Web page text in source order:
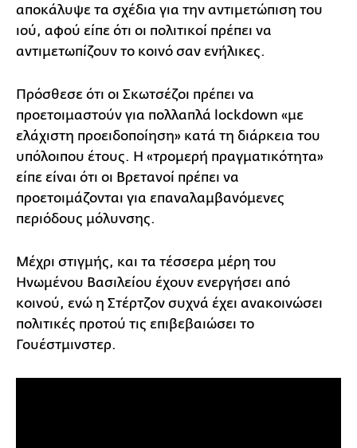
αποκάλυψε τα σχέδια για την αντιμετώπιση του
ιού, αφού είπε ότι οι πολιτικοί πρέπει να
αντιμετωπίζουν το κοινό σαν ενήλικες.
Πρόσθεσε ότι οι Σκωτσέζοι πρέπει να
προετοιμαστούν για πολλαπλά lockdown «με
ελάχιστη προειδοποίηση» κατά τη διάρκεια του
υπόλοιπου έτους. Η «τρομερή πραγματικότητα»
είπε είναι ότι οι Βρετανοί πρέπει να
προετοιμάζονται για επαναλαμβανόμενες
περιόδους μόλυνσης.
Μέχρι στιγμής, και τα τέσσερα μέρη του
Ηνωμένου Βασιλείου έχουν ενεργήσει από
κοινού, ενώ η Στέρτζον συχνά έχει ανακοινώσει
πολιτικές προτού τις επιβεβαιώσει το
Γουέστμινστερ.